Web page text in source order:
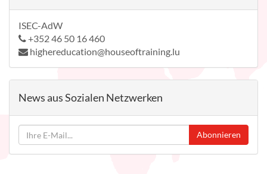
ISEC-AdW
+352 46 50 16 460
highereducation@houseoftraining.lu
News aus Sozialen Netzwerken
Abonnieren